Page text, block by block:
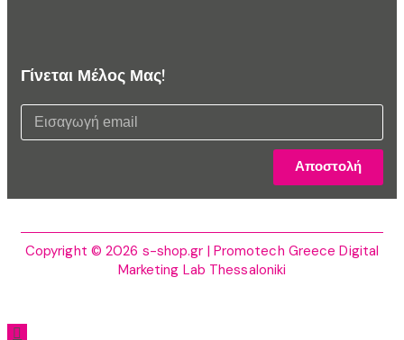
Γίνεται Μέλος Μας!
Αποστολή
Copyright © 2026 s-shop.gr | Promotech Greece Digital
Marketing Lab Thessaloniki